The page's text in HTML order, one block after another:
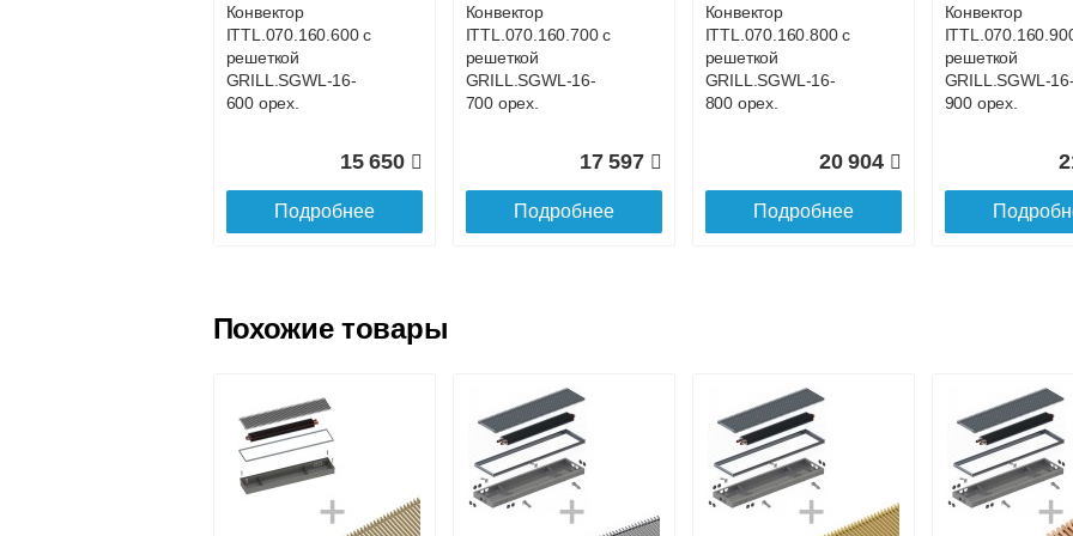
Доставка в регионы России.
Конвектор
ITTL.070.160.600 с
решеткой
GRILL.SGWL-16-
600 орех.
15 650
Подробнее
Конвектор
ITTL.070.160.700 с
решеткой
GRILL.SGWL-16-
700 орех.
17 597
Подробнее
Конвектор
ITTL.070.160.800 с
решеткой
GRILL.SGWL-16-
800 орех.
20 904
Подробнее
Конвектор
решеткой
GRILL.SGWL-16-
900 орех.
Конвектор
ITTL.070.160.1100
Конвектор
ITTL.070.160.1200
Конвектор
ITTL.070.160.1300
Конвектор
Похожие товары